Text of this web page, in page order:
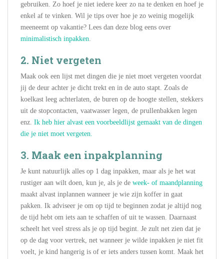
gebruiken. Zo hoef je niet iedere keer zo na te denken en hoef je
enkel af te vinken. Wil je tips over hoe je zo weinig mogelijk
meeneemt op vakantie? Lees dan deze blog eens over
minimalistisch inpakken.
2. Niet vergeten
Maak ook een lijst met dingen die je niet moet vergeten voordat
jij de deur achter je dicht trekt en in de auto stapt. Zoals de
koelkast leeg achterlaten, de buren op de hoogte stellen, stekkers
uit de stopcontacten, vaatwasser legen, de prullenbakken legen
enz. Ik heb hier alvast een voorbeeldlijst gemaakt van de dingen
die je niet moet vergeten.
3. Maak een inpakplanning
Je kunt natuurlijk alles op 1 dag inpakken, maar als je het wat
rustiger aan wilt doen, kun je, als je de week- of maandplanning
maakt alvast inplannen wanneer je wie zijn koffer in gaat
pakken. Ik adviseer je om op tijd te beginnen zodat je altijd nog
de tijd hebt om iets aan te schaffen of uit te wassen. Daarnaast
scheelt het veel stress als je op tijd begint. Je zult net zien dat je
op de dag voor vertrek, net wanneer je wilde inpakken je niet fit
voelt, je kind hangerig is of er iets anders tussen komt. Maak het